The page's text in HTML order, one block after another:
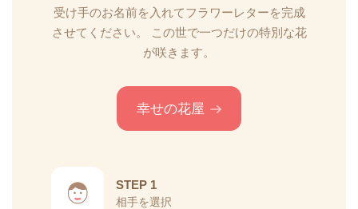
受け手のお名前を入れてフラワーレターを完成
させてください。
この世で一つだけの特別な花
が咲きます。
幸せの花屋
STEP 1
相手を選択